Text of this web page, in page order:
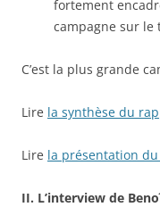
fortement
campagne sur le
C’est la plus grande
Lire la synthèse du
Lire la présentation
II. L’interview de